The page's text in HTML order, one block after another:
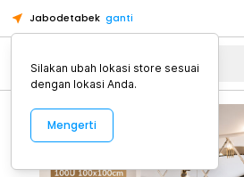
Jabodetabek ganti
Alat Kopi
Silakan ubah lokasi store sesuai
dengan lokasi Anda.
Mengerti